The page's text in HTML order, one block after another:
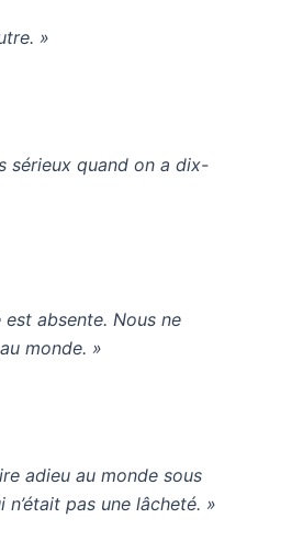
»
sérieux quand on a dix-
est absente. Nous ne
monde. »
adieu au monde sous
n’était pas une lâcheté. »